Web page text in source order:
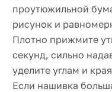
проутюжильной
рисунок и
Плотно прижмите
секунд, сильно
уделите углам и
Если нашивка